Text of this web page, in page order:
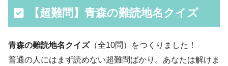
【超難問】青森の難読地名クイズ
青森の難読地名クイズ（全10問）をつくりました！
普通の人にはまず読めない超難問ばかり。あなたは解けま